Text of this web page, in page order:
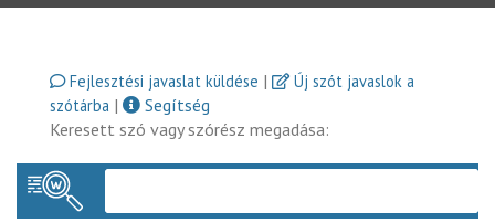
Fejlesztési javaslat küldése |
Új szót javaslok a
szótárba |
Segítség
Keresett szó vagy szórész megadása: